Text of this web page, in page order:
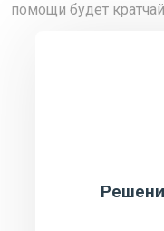
помощи будет